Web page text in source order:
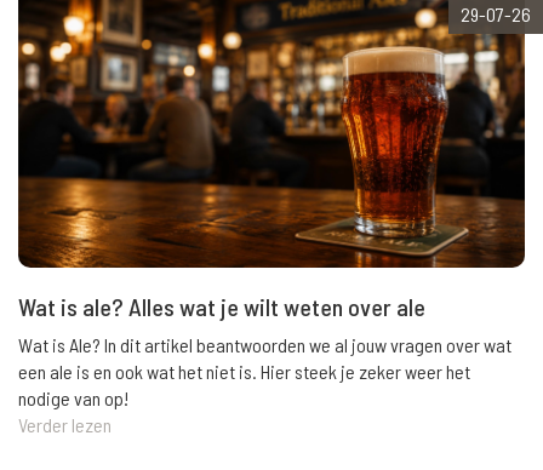
29-07-26
Wat is ale? Alles wat je wilt weten over ale
Wat is Ale? In dit artikel beantwoorden we al jouw vragen over wat
een ale is en ook wat het niet is. Hier steek je zeker weer het
nodige van op!
Verder lezen